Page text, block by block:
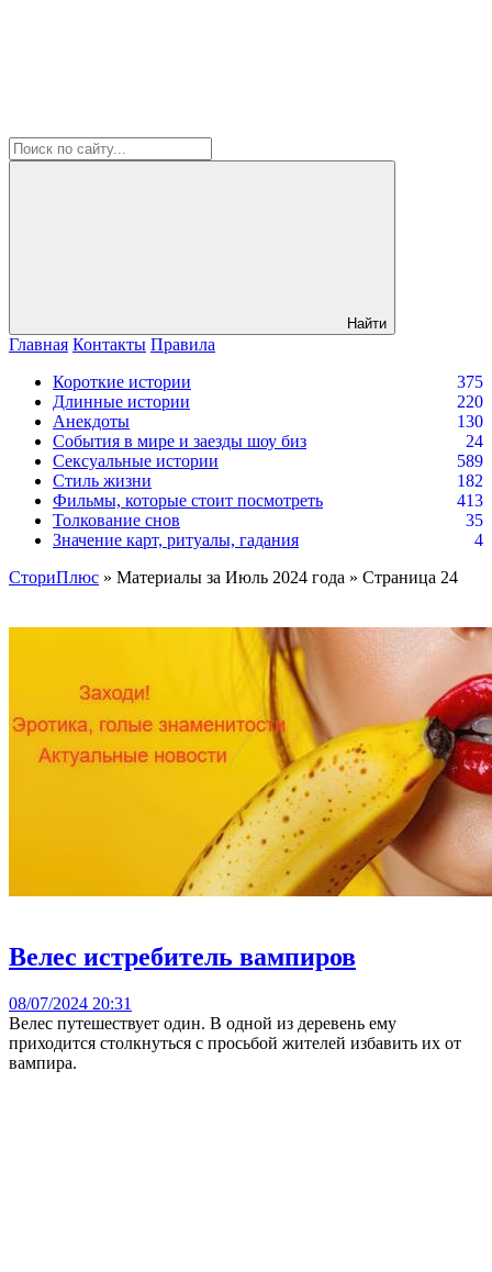
Найти
Главная Контакты Правила
Короткие истории
375
Длинные истории
220
Анекдоты
130
События в мире и заезды шоу биз
24
Сексуальные истории
589
Стиль жизни
182
Фильмы, которые стоит посмотреть
413
Толкование снов
35
Значение карт, ритуалы, гадания
4
СториПлюс » Материалы за Июль 2024 года » Страница 24
Велес истребитель вампиров
08/07/2024 20:31
Велес путешествует один. В одной из деревень ему
приходится столкнуться с просьбой жителей избавить их от
вампира.